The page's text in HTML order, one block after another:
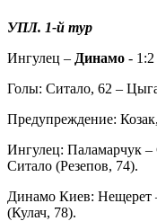
УПЛ. 1-й тур
Ингулец – Динамо - 1:2
Голы: Ситало, 62 –
Предупреждение:
Ингулец: Паламарчук
Ситало (Резепов, 74).
Динамо Киев: Нещерет
(Кулач, 78).